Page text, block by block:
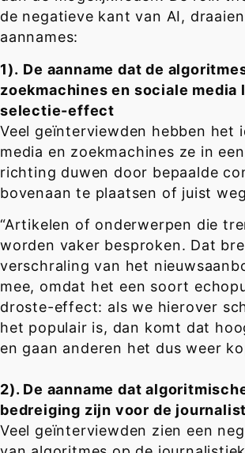
de negatieve kant van AI,
aannames:
1). De aanname dat de
zoekmachines en sociale media
selectie-effect
Veel geïnterviewden hebben het
media en zoekmachines ze in
richting duwen door bepaalde
bovenaan te plaatsen of juist
“Artikelen of onderwerpen die
worden vaker besproken. Dat
verschraling van het
mee, omdat het een soort
droste-effect: als we hierover
het populair is, dan komt dat
en gaan anderen het dus weer
2). De aanname dat
bedreiging zijn voor de
Veel geïnterviewden zien een